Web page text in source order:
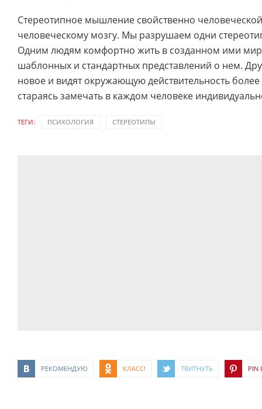
Стереотипное мышление свойственно
человеческому мозгу. Мы разрушаем одни
Одним людям комфортно жить в созданном ими
шаблонных и стандартных представлений о нем.
новое и видят окружающую действительность
стараясь замечать в каждом человеке
ТЕГИ: ПСИХОЛОГИЯ СТЕРЕОТИПЫ
РЕКОМЕНДУЮ КЛАСС! ТВИТНУТЬ PIN